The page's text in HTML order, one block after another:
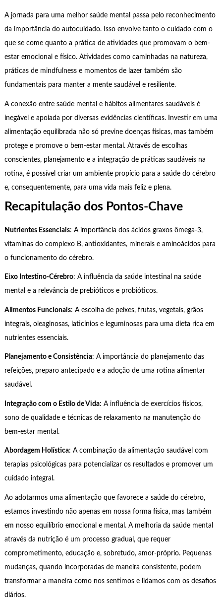
A jornada para uma melhor saúde mental passa pelo reconhecimento
da importância do autocuidado. Isso envolve tanto o cuidado com o
que se come quanto a prática de atividades que promovam o bem-
estar emocional e físico. Atividades como caminhadas na natureza,
práticas de mindfulness e momentos de lazer também são
fundamentais para manter a mente saudável e resiliente.
A conexão entre saúde mental e hábitos alimentares saudáveis é
inegável e apoiada por diversas evidências científicas. Investir em uma
alimentação equilibrada não só previne doenças físicas, mas também
protege e promove o bem-estar mental. Através de escolhas
conscientes, planejamento e a integração de práticas saudáveis na
rotina, é possível criar um ambiente propício para a saúde do cérebro
e, consequentemente, para uma vida mais feliz e plena.
Recapitulação dos Pontos-Chave
Nutrientes Essenciais: A importância dos ácidos graxos ômega-3,
vitaminas do complexo B, antioxidantes, minerais e aminoácidos para
o funcionamento do cérebro.
Eixo Intestino-Cérebro: A influência da saúde intestinal na saúde
mental e a relevância de prebióticos e probióticos.
Alimentos Funcionais: A escolha de peixes, frutas, vegetais, grãos
integrais, oleaginosas, laticínios e leguminosas para uma dieta rica em
nutrientes essenciais.
Planejamento e Consistência: A importância do planejamento das
refeições, preparo antecipado e a adoção de uma rotina alimentar
saudável.
Integração com o Estilo de Vida: A influência de exercícios físicos,
sono de qualidade e técnicas de relaxamento na manutenção do
bem-estar mental.
Abordagem Holística: A combinação da alimentação saudável com
terapias psicológicas para potencializar os resultados e promover um
cuidado integral.
Ao adotarmos uma alimentação que favorece a saúde do cérebro,
estamos investindo não apenas em nossa forma física, mas também
em nosso equilíbrio emocional e mental. A melhoria da saúde mental
através da nutrição é um processo gradual, que requer
comprometimento, educação e, sobretudo, amor-próprio. Pequenas
mudanças, quando incorporadas de maneira consistente, podem
transformar a maneira como nos sentimos e lidamos com os desafios
diários.